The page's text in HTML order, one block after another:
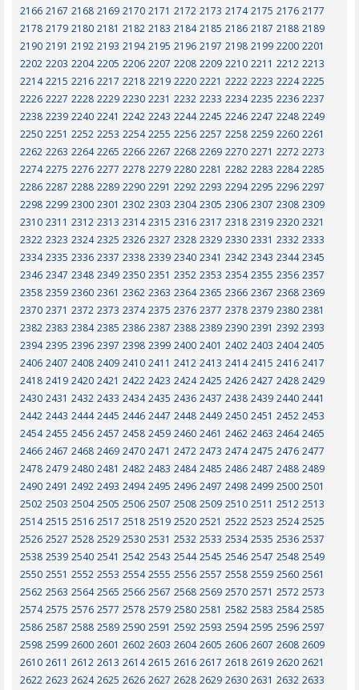
2166 2167 2168 2169 2170 2171 2172 2173 2174 2175 2176 2177
2178 2179 2180 2181 2182 2183 2184 2185 2186 2187 2188 2189
2190 2191 2192 2193 2194 2195 2196 2197 2198 2199 2200 2201
2202 2203 2204 2205 2206 2207 2208 2209 2210 2211 2212 2213
2214 2215 2216 2217 2218 2219 2220 2221 2222 2223 2224 2225
2226 2227 2228 2229 2230 2231 2232 2233 2234 2235 2236 2237
2238 2239 2240 2241 2242 2243 2244 2245 2246 2247 2248 2249
2250 2251 2252 2253 2254 2255 2256 2257 2258 2259 2260 2261
2262 2263 2264 2265 2266 2267 2268 2269 2270 2271 2272 2273
2274 2275 2276 2277 2278 2279 2280 2281 2282 2283 2284 2285
2286 2287 2288 2289 2290 2291 2292 2293 2294 2295 2296 2297
2298 2299 2300 2301 2302 2303 2304 2305 2306 2307 2308 2309
2310 2311 2312 2313 2314 2315 2316 2317 2318 2319 2320 2321
2322 2323 2324 2325 2326 2327 2328 2329 2330 2331 2332 2333
2334 2335 2336 2337 2338 2339 2340 2341 2342 2343 2344 2345
2346 2347 2348 2349 2350 2351 2352 2353 2354 2355 2356 2357
2358 2359 2360 2361 2362 2363 2364 2365 2366 2367 2368 2369
2370 2371 2372 2373 2374 2375 2376 2377 2378 2379 2380 2381
2382 2383 2384 2385 2386 2387 2388 2389 2390 2391 2392 2393
2394 2395 2396 2397 2398 2399 2400 2401 2402 2403 2404 2405
2406 2407 2408 2409 2410 2411 2412 2413 2414 2415 2416 2417
2418 2419 2420 2421 2422 2423 2424 2425 2426 2427 2428 2429
2430 2431 2432 2433 2434 2435 2436 2437 2438 2439 2440 2441
2442 2443 2444 2445 2446 2447 2448 2449 2450 2451 2452 2453
2454 2455 2456 2457 2458 2459 2460 2461 2462 2463 2464 2465
2466 2467 2468 2469 2470 2471 2472 2473 2474 2475 2476 2477
2478 2479 2480 2481 2482 2483 2484 2485 2486 2487 2488 2489
2490 2491 2492 2493 2494 2495 2496 2497 2498 2499 2500 2501
2502 2503 2504 2505 2506 2507 2508 2509 2510 2511 2512 2513
2514 2515 2516 2517 2518 2519 2520 2521 2522 2523 2524 2525
2526 2527 2528 2529 2530 2531 2532 2533 2534 2535 2536 2537
2538 2539 2540 2541 2542 2543 2544 2545 2546 2547 2548 2549
2550 2551 2552 2553 2554 2555 2556 2557 2558 2559 2560 2561
2562 2563 2564 2565 2566 2567 2568 2569 2570 2571 2572 2573
2574 2575 2576 2577 2578 2579 2580 2581 2582 2583 2584 2585
2586 2587 2588 2589 2590 2591 2592 2593 2594 2595 2596 2597
2598 2599 2600 2601 2602 2603 2604 2605 2606 2607 2608 2609
2610 2611 2612 2613 2614 2615 2616 2617 2618 2619 2620 2621
2622 2623 2624 2625 2626 2627 2628 2629 2630 2631 2632 2633